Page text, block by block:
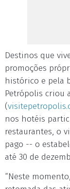
Destinos que
promoções
histórico e pela
Petrópolis criou
(
nos hotéis
restaurantes, o
pago -- o
até 30 de
“Neste